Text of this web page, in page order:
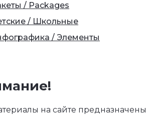
/ Packages
/ Школьные
/ Элементы
на сайте предназначены